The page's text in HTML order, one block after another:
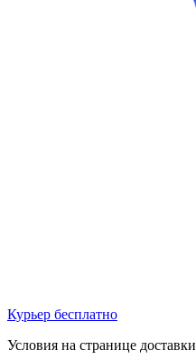
Курьер бесплатно
Условия на странице доставки